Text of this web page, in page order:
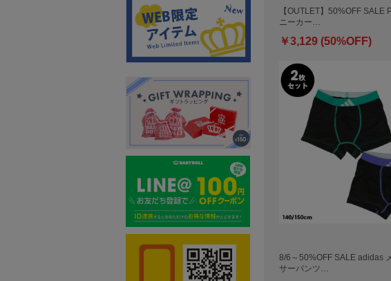
【OUTLET】50%OFF SALE
ニーカー…
￥3,129 (50%OFF)
8/6～50%OFF SALE adidas
サーパンツ…